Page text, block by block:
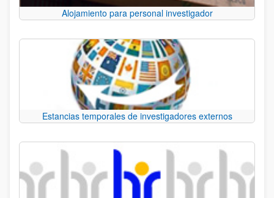
Alojamiento para personal investigador
Estancias temporales de investigadores externos